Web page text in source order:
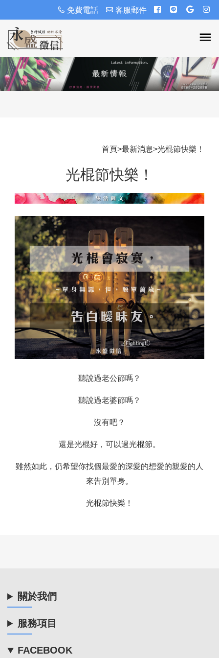
免費電話 客服郵件
首頁>最新消息>光棍節快樂！
光棍節快樂！
聽說過老公節嗎？
聽說過老婆節嗎？
沒有吧？
還是光棍好，可以過光棍節。
雖然如此，仍希望你找個最愛的深愛的想愛的親愛的人
來告別單身。
光棍節快樂！
關於我們
服務項目
FACEBOOK